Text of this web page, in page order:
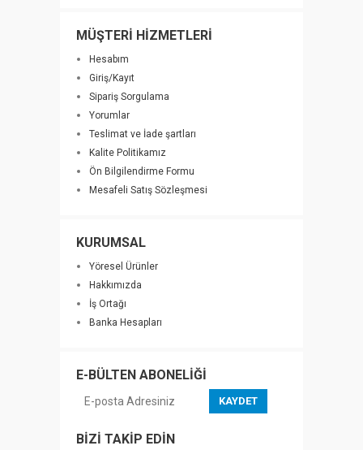
MÜŞTERİ HİZMETLERİ
Hesabım
Giriş/Kayıt
Sipariş Sorgulama
Yorumlar
Teslimat ve İade şartları
Kalite Politikamız
Ön Bilgilendirme Formu
Mesafeli Satış Sözleşmesi
KURUMSAL
Yöresel Ürünler
Hakkımızda
İş Ortağı
Banka Hesapları
E-BÜLTEN ABONELİĞİ
KAYDET
BİZİ TAKİP EDİN